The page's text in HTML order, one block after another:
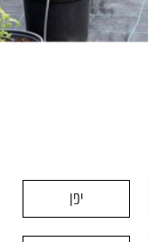
יפן